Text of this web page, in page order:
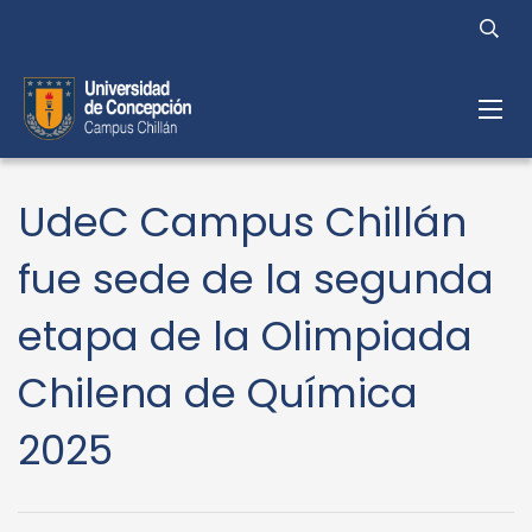
UdeC Campus Chillán
fue sede de la segunda
etapa de la Olimpiada
Chilena de Química
2025